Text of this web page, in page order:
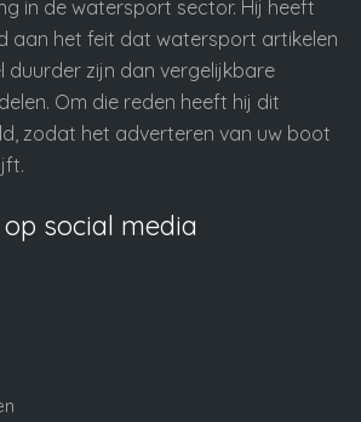
in de watersport sector. Hij heeft
aan het feit dat watersport artikelen
duurder zijn dan vergelijkbare
Om die reden heeft hij dit
zodat het adverteren van uw boot
social media